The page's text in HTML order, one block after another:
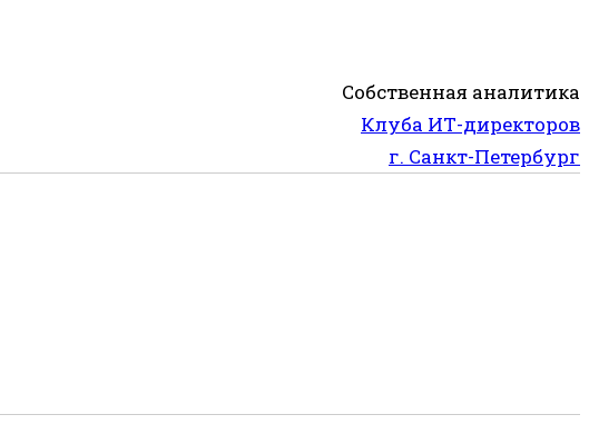
Собственная аналитика
Клуба ИТ-директоров
г. Санкт-Петербург